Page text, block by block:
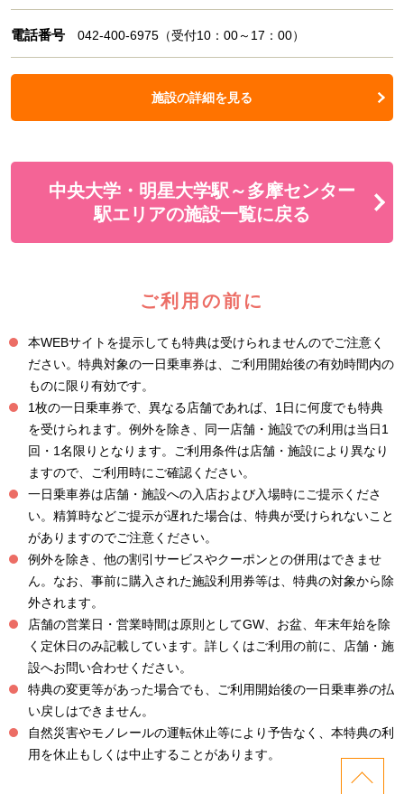
電話番号 042-400-6975（受付10：00～17：00）
施設の詳細を見る
中央大学・明星大学駅～多摩センター
駅エリアの施設一覧に戻る
ご利用の前に
本WEBサイトを提示しても特典は受けられませんのでご注意く
ださい。特典対象の一日乗車券は、ご利用開始後の有効時間内の
ものに限り有効です。
1枚の一日乗車券で、異なる店舗であれば、1日に何度でも特典
を受けられます。例外を除き、同一店舗・施設での利用は当日1
回・1名限りとなります。ご利用条件は店舗・施設により異なり
ますので、ご利用時にご確認ください。
一日乗車券は店舗・施設への入店および入場時にご提示くださ
い。精算時などご提示が遅れた場合は、特典が受けられないこと
がありますのでご注意ください。
例外を除き、他の割引サービスやクーポンとの併用はできませ
ん。なお、事前に購入された施設利用券等は、特典の対象から除
外されます。
店舗の営業日・営業時間は原則としてGW、お盆、年末年始を除
く定休日のみ記載しています。詳しくはご利用の前に、店舗・施
設へお問い合わせください。
特典の変更等があった場合でも、ご利用開始後の一日乗車券の払
い戻しはできません。
自然災害やモノレールの運転休止等により予告なく、本特典の利
用を休止もしくは中止することがあります。